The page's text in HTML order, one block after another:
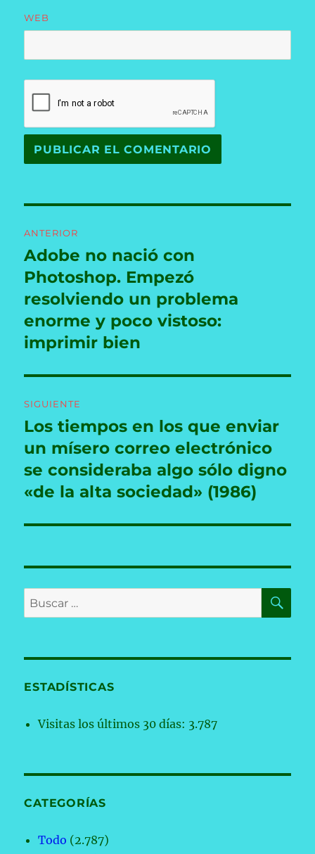
WEB
de
entradas
ANTERIOR
Entrada
anterior:
Adobe no nació con
Photoshop. Empezó
resolviendo un problema
enorme y poco vistoso:
imprimir bien
SIGUIENTE
Entrada
siguiente:
Los tiempos en los que enviar
un mísero correo electrónico
se consideraba algo sólo digno
«de la alta sociedad» (1986)
Buscar
por:
ESTADÍSTICAS
Visitas los últimos 30 días: 3.787
CATEGORÍAS
Todo (2.787)